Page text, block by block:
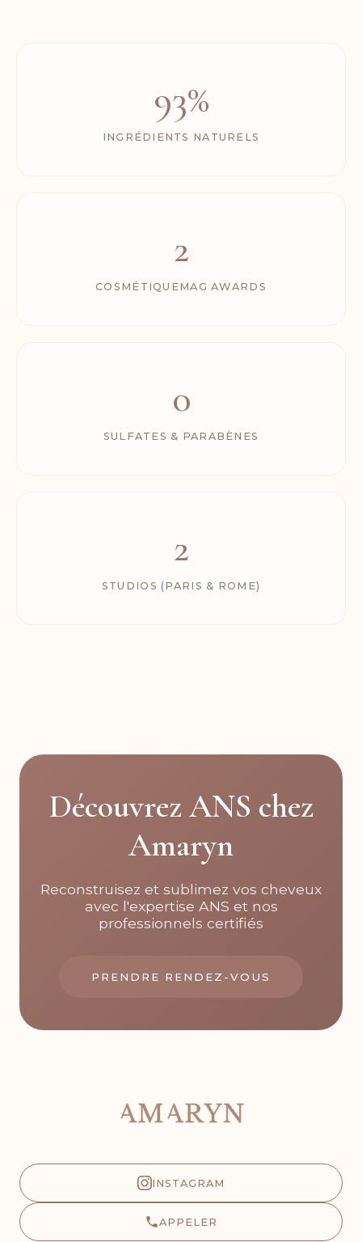
93%
INGRÉDIENTS NATURELS
2
COSMÉTIQUEMAG AWARDS
0
SULFATES & PARABÈNES
2
STUDIOS (PARIS & ROME)
Découvrez ANS chez
Amaryn
Reconstruisez et sublimez vos cheveux
avec l'expertise ANS et nos
professionnels certifiés
PRENDRE RENDEZ-VOUS
INSTAGRAM
APPELER